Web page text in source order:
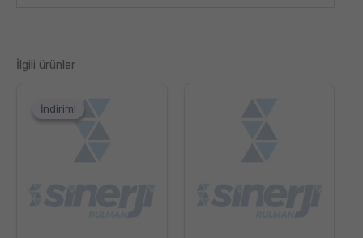
İlgili ürünler
İndirim!
İndirim!